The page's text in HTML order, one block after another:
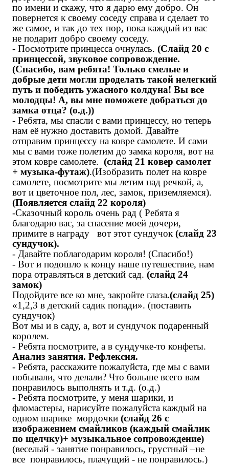
по имени и скажу, что я дарю ему добро. Он
повернется к своему соседу справа и сделает то
же самое, и так до тех пор, пока каждый из вас
не подарит добро своему соседу.
- Посмотрите принцесса очнулась. (Слайд 20 с
принцессой, звуковое сопровождение.
(Спасибо, вам ребята! Только смелые и
добрые дети могли проделать такой нелегкий
путь и победить ужасного колдуна! Вы все
молодцы! А, вы мне поможете добраться до
замка отца? (о.д.))
- Ребята, мы спасли с вами принцессу, но теперь
нам её нужно доставить домой. Давайте
отправим принцессу на ковре самолете. И сами
мы с вами тоже полетим до замка короля, вот на
этом ковре самолете. (слайд 21 ковер самолет
+ музыка-футаж).(Изобразить полет на ковре
самолете, посмотрите мы летим над речкой, а,
вот и цветочное пол, лес, замок, приземляемся).
(Появляется слайд 22 короля)
-Сказочный король очень рад ( Ребята я
благодарю вас, за спасение моей дочери,
примите в награду вот этот сундучок (слайд 23
сундучок).
- Давайте поблагодарим короля! (Спасибо!)
- Вот и подошло к концу наше путешествие, нам
пора отравляться в детский сад. (слайд 24
замок)
Подойдите все ко мне, закройте глаза.(слайд 25)
«1,2,3 в детский садик попади». (поставить
сундучок)
Вот мы и в саду, а, вот и сундучок подаренный
королем.
- Ребята посмотрите, а в сундучке-то конфеты.
Анализ занятия. Рефлексия.
- Ребята, расскажите пожалуйста, где мы с вами
побывали, что делали? Что больше всего вам
понравилось выполнять и т.д. (о.д.)
- Ребята посмотрите, у меня шарики, и
фломастеры, нарисуйте пожалуйста каждый на
одном шарике мордочки (слайд 26 с
изображением смайликов (каждый смайлик
по щелчку)+ музыкальное сопровождение)
(веселый - занятие понравилось, грустный –не
все понравилось, плачущий - не понравилось.)